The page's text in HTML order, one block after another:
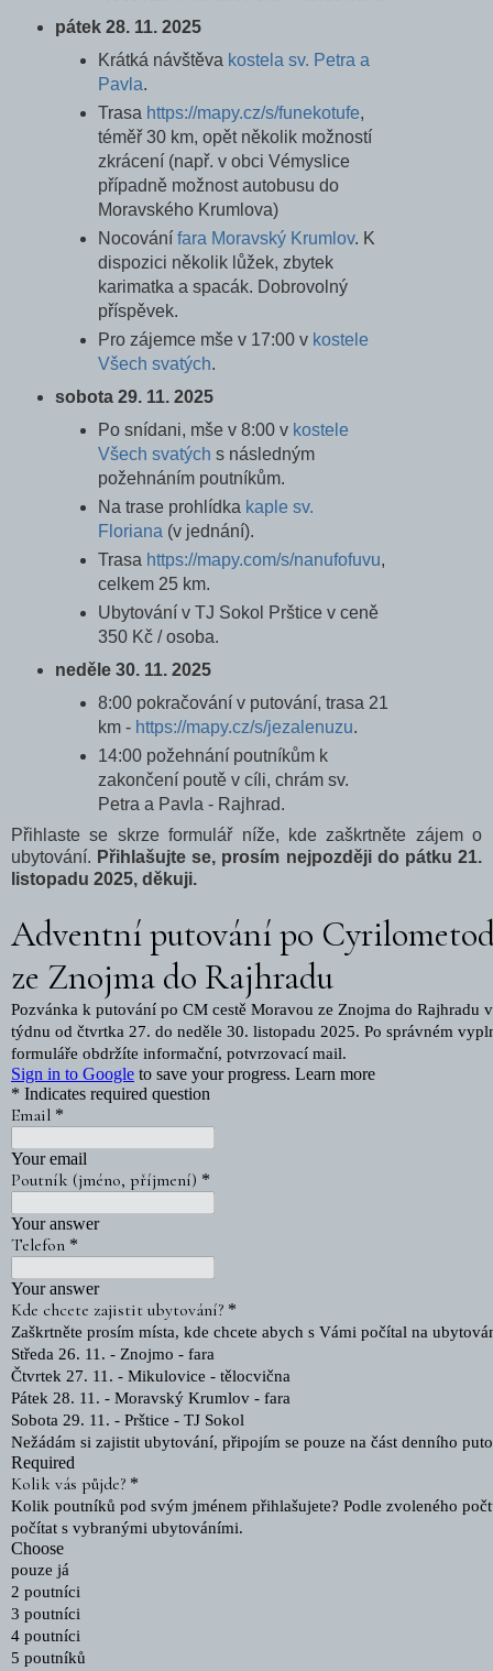
pátek 28. 11. 2025
Krátká návštěva kostela sv. Petra a
Pavla.
Trasa https://mapy.cz/s/funekotufe,
téměř 30 km, opět několik možností
zkrácení (např. v obci Vémyslice
případně možnost autobusu do
Moravského Krumlova)
Nocovánífara Moravský Krumlov. K
dispozici několik lůžek, zbytek
karimatka a spacák. Dobrovolný
příspěvek.
Pro zájemce mše v 17:00 v kostele
Všech svatých.
sobota 29. 11. 2025
Po snídani, mše v 8:00 v kostele
Všech svatých s následným
požehnáním poutníkům.
Na trase prohlídka kaple sv.
Floriana (v jednání).
Trasa https://mapy.com/s/nanufofuvu,
celkem 25 km.
Ubytování v TJ Sokol Prštice v ceně
350 Kč / osoba.
neděle 30. 11. 2025
8:00 pokračování v putování, trasa 21
km - https://mapy.cz/s/jezalenuzu.
14:00 požehnání poutníkům k
zakončení poutě v cíli, chrám sv.
Petra a Pavla - Rajhrad.
Přihlaste se skrze formulář níže, kde zaškrtněte zájem o
ubytování. Přihlašujte se, prosím nejpozději do pátku 21.
listopadu 2025, děkuji.